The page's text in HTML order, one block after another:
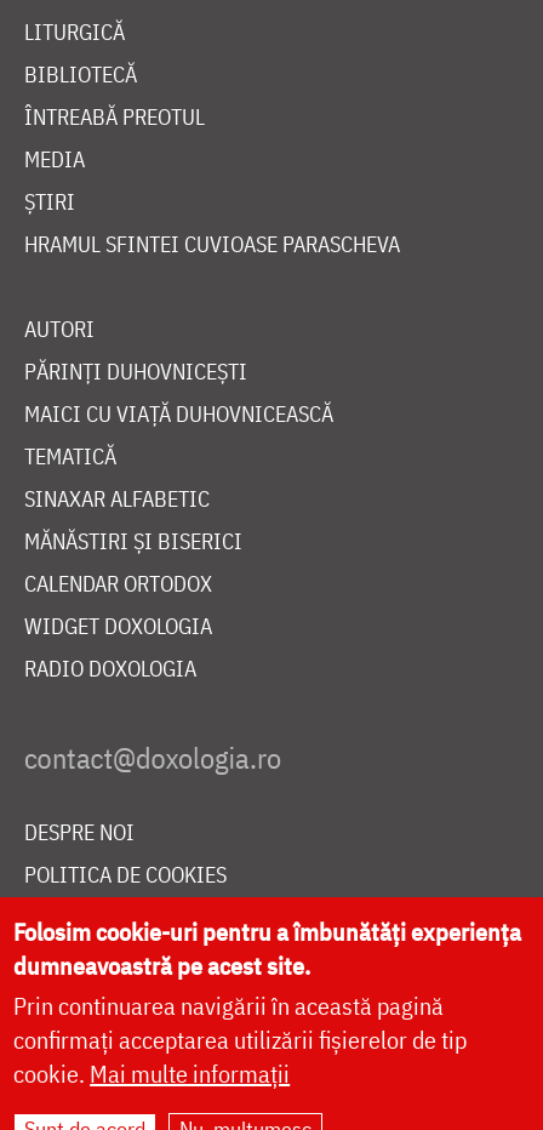
LITURGICĂ
BIBLIOTECĂ
ÎNTREABĂ PREOTUL
MEDIA
ȘTIRI
HRAMUL SFINTEI CUVIOASE PARASCHEVA
AUTORI
PĂRINȚI DUHOVNICEȘTI
MAICI CU VIAȚĂ DUHOVNICEASCĂ
TEMATICĂ
SINAXAR ALFABETIC
MĂNĂSTIRI ȘI BISERICI
CALENDAR ORTODOX
WIDGET DOXOLOGIA
RADIO DOXOLOGIA
DESPRE NOI
POLITICA DE COOKIES
DONEAZĂ ONLINE PENTRU CATEDRALA NAȚIONALĂ
LIVE
Folosim cookie-uri pentru a îmbunătăți experiența
dumneavoastră pe acest site.
Prin continuarea navigării în această pagină
confirmați acceptarea utilizării fișierelor de tip
cookie. Mai multe informații